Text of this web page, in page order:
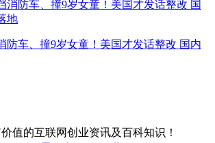
防车、撞9岁女童！美国才发话整改 国内
值的互联网创业资讯及百科知识！